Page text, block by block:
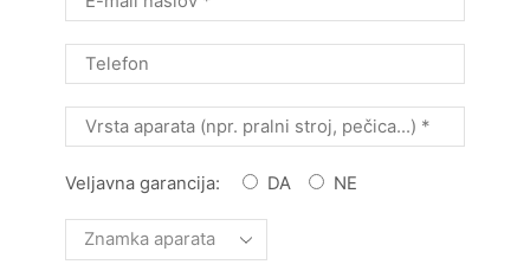
Veljavna garancija: DA NE